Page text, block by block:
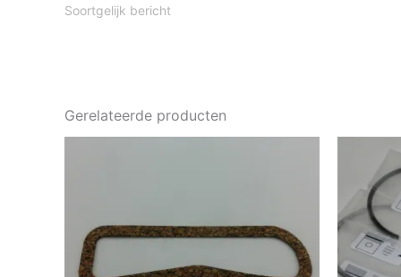
Soortgelijk bericht
Gerelateerde producten